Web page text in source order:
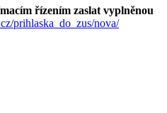
řízením zaslat vyplněnou
prihlaska_do_zus/nova/